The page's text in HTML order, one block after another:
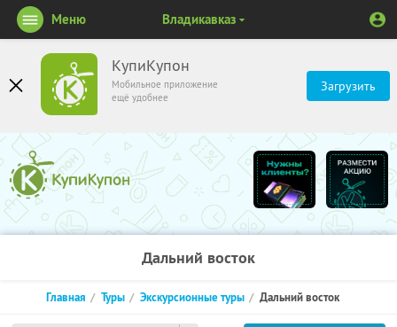
КупиКупон
Мобильное приложение
ещё удобнее
Загрузить
Меню Владикавказ
Дальний восток
Главная Туры Экскурсионные туры Дальний восток